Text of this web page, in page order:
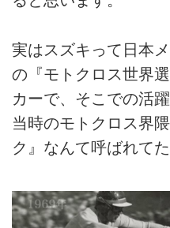
実はスズキって日本
の『モトクロス世界
カーで、そこでの活
当時のモトクロス界
ク』なんて呼ばれて